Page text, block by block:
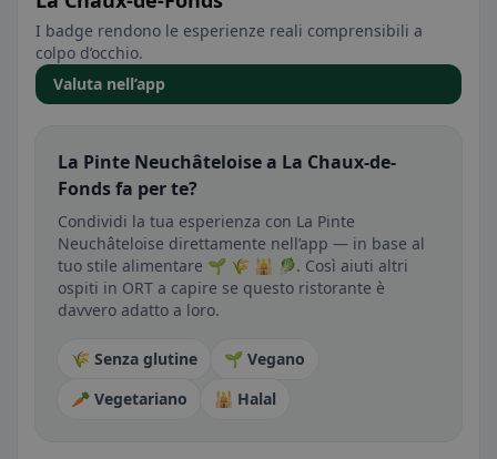
I badge rendono le esperienze reali comprensibili a
colpo d’occhio.
Valuta nell’app
La Pinte Neuchâteloise a La Chaux-de-
Fonds fa per te?
Condividi la tua esperienza con La Pinte
Neuchâteloise direttamente nell’app — in base al
tuo stile alimentare 🌱 🌾 🕌 🥬. Così aiuti altri
ospiti in ORT a capire se questo ristorante è
davvero adatto a loro.
🌾 Senza glutine
🌱 Vegano
🥕 Vegetariano
🕌 Halal